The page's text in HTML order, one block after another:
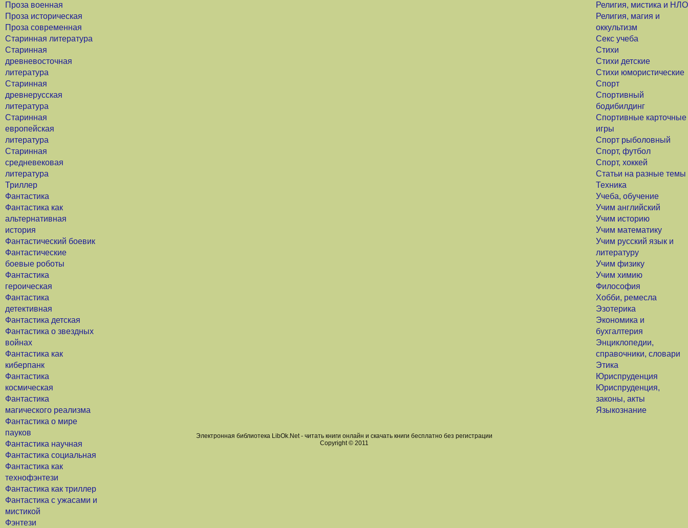
Проза военная
Проза историческая
Проза современная
Старинная литература
Старинная
древневосточная
литература
Старинная
древнерусская
литература
Старинная
европейская
литература
Старинная
средневековая
литература
Триллер
Фантастика
Фантастика как
альтернативная
история
Фантастический боевик
Фантастические
боевые роботы
Фантастика
героическая
Фантастика
детективная
Фантастика детская
Фантастика о звездных
войнах
Фантастика как
киберпанк
Фантастика
космическая
Фантастика
магического реализма
Фантастика о мире
пауков
Фантастика научная
Фантастика социальная
Фантастика как
технофэнтези
Фантастика как триллер
Фантастика с ужасами и
мистикой
Фэнтези
Религия, мистика и НЛО
Религия, магия и
оккультизм
Секс учеба
Стихи
Стихи детские
Стихи юмористические
Спорт
Спортивный
бодибилдинг
Спортивные карточные
игры
Спорт рыболовный
Спорт, футбол
Спорт, хоккей
Статьи на разные темы
Техника
Учеба, обучение
Учим английский
Учим историю
Учим математику
Учим русский язык и
литературу
Учим физику
Учим химию
Философия
Хобби, ремесла
Эзотерика
Экономика и
бухгалтерия
Энциклопедии,
справочники, словари
Этика
Юриспруденция
Юриспруденция,
законы, акты
Языкознание
Электронная библиотека LibOk.Net - читать книги онлайн и скачать книги бесплатно без регистрации
Copyright © 2011